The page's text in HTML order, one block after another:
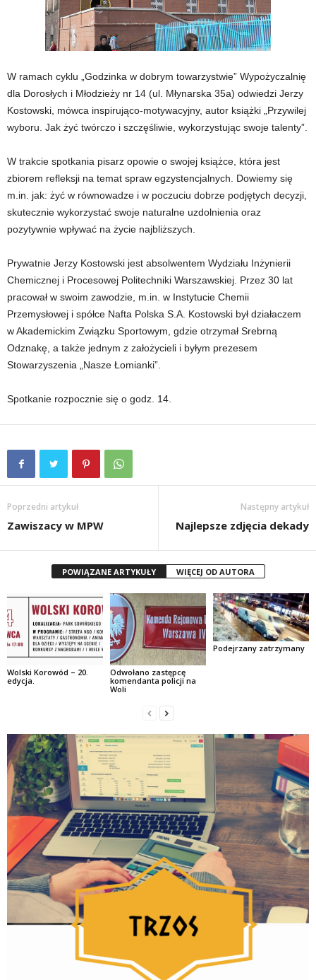
W ramach cyklu „Godzinka w dobrym towarzystwie” Wypożyczalnię
dla Dorosłych i Młodzieży nr 14 (ul. Młynarska 35a) odwiedzi Jerzy
Kostowski, mówca inspirująco-motywacyjny, autor książki „Przywilej
wyboru. Jak żyć twórczo i szczęśliwie, wykorzystując swoje talenty”.
W trakcie spotkania pisarz opowie o swojej książce, która jest
zbiorem refleksji na temat spraw egzystencjalnych. Dowiemy się
m.in. jak: żyć w równowadze i w poczuciu dobrze podjętych decyzji,
skutecznie wykorzystać swoje naturalne uzdolnienia oraz
pozytywnie wpływać na życie najbliższych.
Prywatnie Jerzy Kostowski jest absolwentem Wydziału Inżynierii
Chemicznej i Procesowej Politechniki Warszawskiej. Przez 30 lat
pracował w swoim zawodzie, m.in. w Instytucie Chemii
Przemysłowej i spółce Nafta Polska S.A. Kostowski był działaczem
w Akademickim Związku Sportowym, gdzie otrzymał Srebrną
Odznakę, a także jednym z założycieli i byłym prezesem
Stowarzyszenia „Nasze Łomianki”.
Spotkanie rozpocznie się o godz. 14.
Poprzedni artykuł
Zawiszacy w MPW
Następny artykuł
Najlepsze zdjęcia dekady
POWIĄZANE ARTYKUŁY WIĘCEJ OD AUTORA
Wolski Korowód – 20.
edycja.
Odwołano zastępcę
komendanta policji na
Woli
Podejrzany zatrzymany